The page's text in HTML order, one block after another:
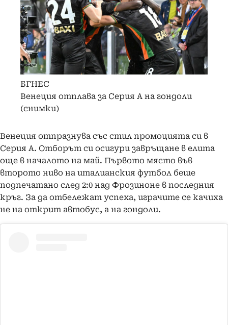
БГНЕС
Венеция отплава за Серия А на гондоли
(снимки)
Венеция отпразнува със стил промоцията си в
Серия А. Отборът си осигури завръщане в елита
още в началото на май. Първото място във
второто ниво на италианския футбол беше
подпечатано след 2:0 над Фрозиноне в последния
кръг. За да отбележат успеха, играчите се качиха
не на открит автобус, а на гондоли.